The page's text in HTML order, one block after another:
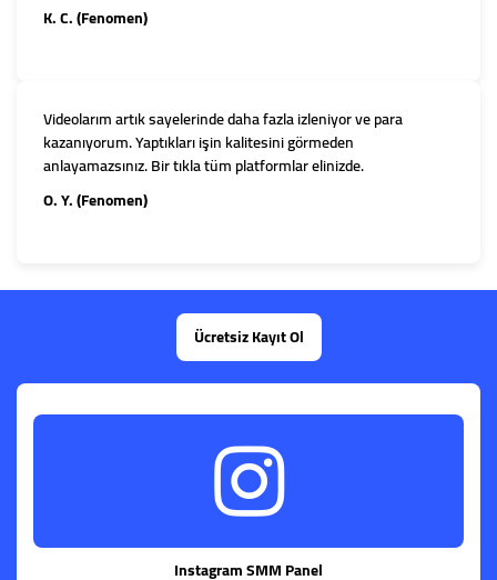
K. C. (Fenomen)
Videolarım artık sayelerinde daha fazla izleniyor ve para
kazanıyorum. Yaptıkları işin kalitesini görmeden
anlayamazsınız. Bir tıkla tüm platformlar elinizde.
O. Y. (Fenomen)
Ücretsiz Kayıt Ol
Instagram SMM Panel